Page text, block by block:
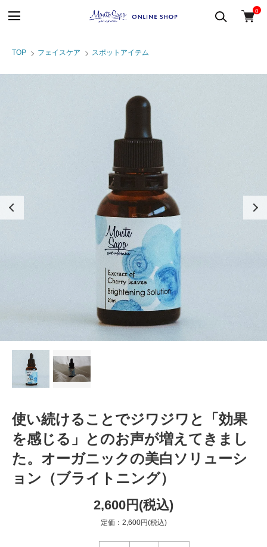
0
TOP フェイスケア スポットアイテム
使い続けることでジワジワと「効果
を感じる」とのお声が増えてきまし
た。オーガニックの美白ソリューシ
ョン（ブライトニング）
2,600円(税込)
定価：2,600円(税込)